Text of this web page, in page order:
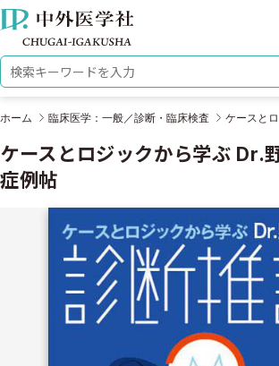
株式会社 中外医学社
検索キーワード
ホーム 臨床医学：一般／診断・臨床検査
ケースとロジックから学ぶ Dr.
症例帖